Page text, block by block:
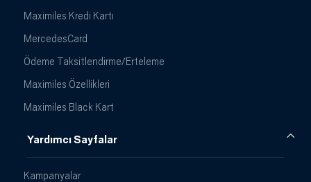
Maximiles Kredi Kartı
MercedesCard
Ödeme Taksitlendirme/Erteleme
Maximiles Özellikleri
Maximiles Black Kart
Yardımcı Sayfalar
Kampanyalar